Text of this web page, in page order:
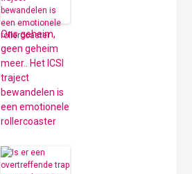
Ons geheim,
geen geheim
meer.. Het ICSI
traject
bewandelen is
een emotionele
rollercoaster